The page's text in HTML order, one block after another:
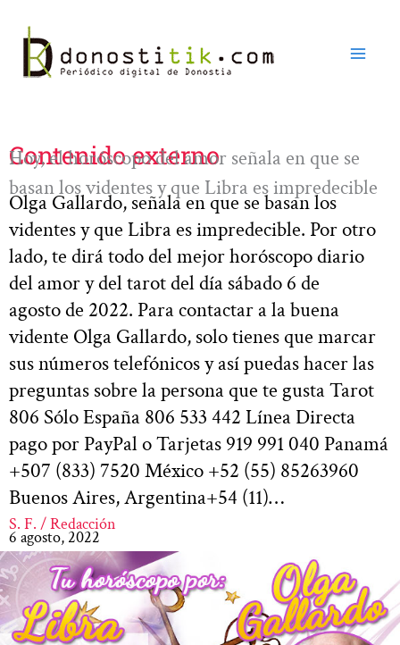
contenido
Contenido externo
Hoy, el horóscopo del amor señala en que se
basan los videntes y que Libra es impredecible
Olga Gallardo, señala en que se basan los
videntes y que Libra es impredecible. Por otro
lado, te dirá todo del mejor horóscopo diario
del amor y del tarot del día sábado 6 de
agosto de 2022. Para contactar a la buena
vidente Olga Gallardo, solo tienes que marcar
sus números telefónicos y así puedas hacer las
preguntas sobre la persona que te gusta Tarot
806 Sólo España 806 533 442 Línea Directa
pago por PayPal o Tarjetas 919 991 040 Panamá
+507 (833) 7520 México +52 (55) 85263960
Buenos Aires, Argentina+54 (11)…
S. F. / Redacción
6 agosto, 2022